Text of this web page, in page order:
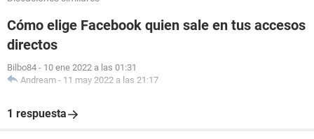
Cómo elige Facebook quien sale en tus accesos
directos
Bilbo84 - 10 ene 2022 a las 01:31
Andream - 11 may 2022 a las 21:17
1 respuesta